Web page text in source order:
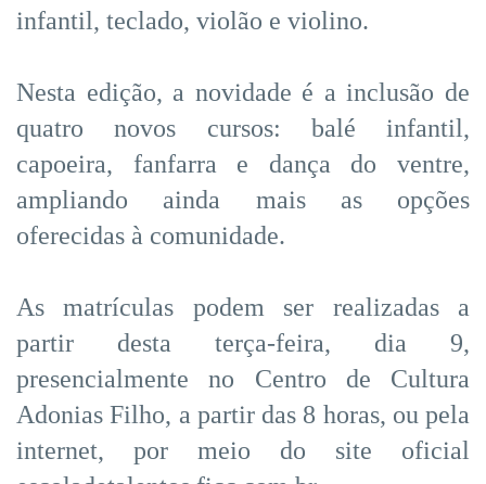
infantil, teclado, violão e violino.
Nesta edição, a novidade é a inclusão de
quatro novos cursos: balé infantil,
capoeira, fanfarra e dança do ventre,
ampliando ainda mais as opções
oferecidas à comunidade.
As matrículas podem ser realizadas a
partir desta terça-feira, dia 9,
presencialmente no Centro de Cultura
Adonias Filho, a partir das 8 horas, ou pela
internet, por meio do site oficial